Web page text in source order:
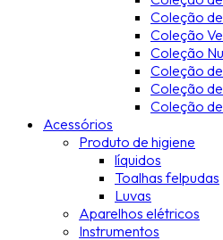
Coleção
Coleção
Coleção
Coleção de
Coleção
Coleção
Acessórios
Produto de higiene
líquidos
Toalhas felpudas
Luvas
Aparelhos elétricos
Instrumentos